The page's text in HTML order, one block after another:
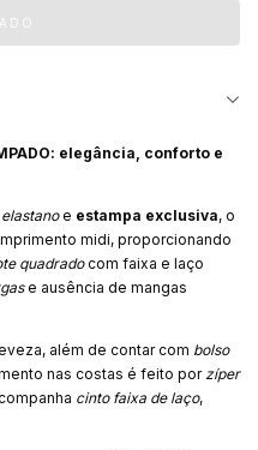
elegância, conforto e
e estampa exclusiva, o
midi, proporcionando
quadradocom faixa e laço
e ausência de mangas
além de contar com bolso
nas costas é feito porzíper
cinto faixa de laço,